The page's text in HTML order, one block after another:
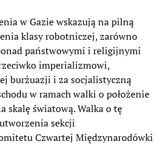
w Gazie wskazują na pilną
klasy robotniczej, zarówno
państwowymi i religijnymi
imperializmowi,
burżuazji i za socjalistyczną
w ramach walki o położenie
skalę światową. Walka o tę
sekcji
Czwartej Międzynarodówki